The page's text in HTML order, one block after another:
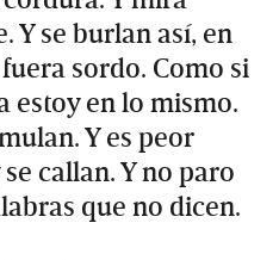
Y se burlan así, en
sordo. Como si
estoy en lo mismo.
Y es peor
callan. Y no paro
que no dicen.